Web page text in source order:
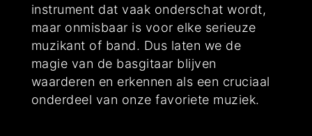
instrument dat vaak onderschat wordt,
maar onmisbaar is voor elke serieuze
muzikant of band. Dus laten we de
magie van de basgitaar blijven
waarderen en erkennen als een cruciaal
onderdeel van onze favoriete muziek.